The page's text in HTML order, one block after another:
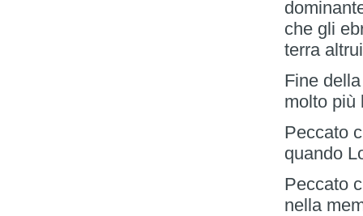
che gli
terra
Fine
molto più
Peccato
quando
Peccato
nella